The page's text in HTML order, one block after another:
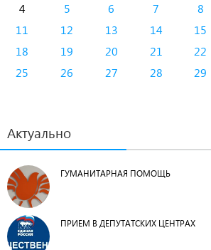
4
5 6 7 8
11
12 13 14 15
18
19 20 21 22
25
26 27 28 29
Актуально
ГУМАНИТАРНАЯ ПОМОЩЬ
ПРИЕМ В ДЕПУТАТСКИХ ЦЕНТРАХ